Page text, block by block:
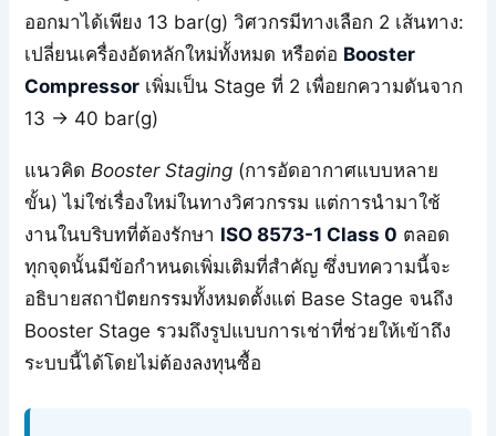
ออกมาได้เพียง 13 bar(g) วิศวกรมีทางเลือก 2 เส้นทาง:
เปลี่ยนเครื่องอัดหลักใหม่ทั้งหมด หรือต่อ Booster
Compressor เพิ่มเป็น Stage ที่ 2 เพื่อยกความดันจาก
13 → 40 bar(g)
แนวคิดBooster Staging (การอัดอากาศแบบหลาย
ขั้น) ไม่ใช่เรื่องใหม่ในทางวิศวกรรม แต่การนำมาใช้
งานในบริบทที่ต้องรักษา ISO 8573-1 Class 0 ตลอด
ทุกจุดนั้นมีข้อกำหนดเพิ่มเติมที่สำคัญ ซึ่งบทความนี้จะ
อธิบายสถาปัตยกรรมทั้งหมดตั้งแต่ Base Stage จนถึง
Booster Stage รวมถึงรูปแบบการเช่าที่ช่วยให้เข้าถึง
ระบบนี้ได้โดยไม่ต้องลงทุนซื้อ